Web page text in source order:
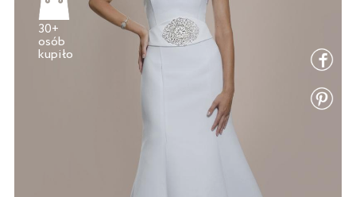
30+
osób